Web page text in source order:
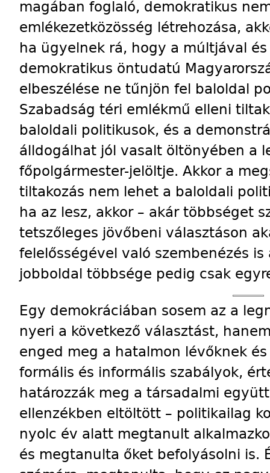
magában foglaló, demokratikus
emlékezetközösség létrehozása,
ha ügyelnek rá, hogy a múltjával
demokratikus öntudatú
elbeszélése ne tűnjön fel baloldal
Szabadság téri emlékmű elleni
baloldali politikusok, és a
álldogálhat jól vasalt öltönyében a
főpolgármester-jelöltje. Akkor a
tiltakozás nem lehet a baloldali
ha az lesz, akkor – akár többséget
tetszőleges jövőbeni választáson
felelősségével való szembenézés
jobboldal többsége pedig csak
Egy demokráciában sosem az a
nyeri a következő választást,
enged meg a hatalmon lévőknek
formális és informális szabályok,
határozzák meg a társadalmi
ellenzékben eltöltött – politikailag
nyolc év alatt megtanult
és megtanulta őket befolyásolni is.